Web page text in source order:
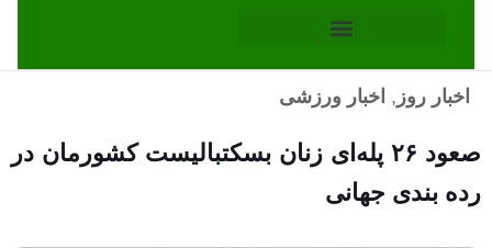
اخبار روز , اخبار ورزشی
صعود ۲۶ پله‌ای زنان بسکتبالیست کشورمان در
رده بندی جهانی